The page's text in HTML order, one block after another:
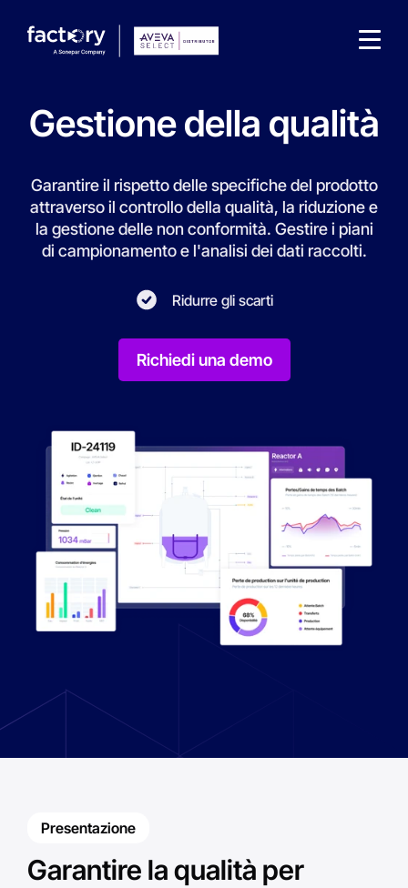
Che cosa sta cercando ?
Gestione della qualità
Garantire il rispetto delle specifiche del prodotto
attraverso il controllo della qualità, la riduzione e
la gestione delle non conformità. Gestire i piani
di campionamento e l'analisi dei dati raccolti.
Ridurre gli scarti
Richiedi una demo
Presentazione
Garantire la qualità per